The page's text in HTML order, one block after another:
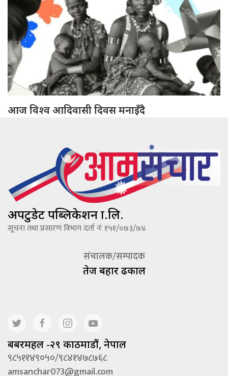
आज विश्व आदिवासी दिवस मनाइँदै
अपटुडेट पब्लिकेशन प्रा.लि.
सूचना तथा प्रसारण विभाग दर्ता नंः १५१/०७३/७४
संचालक/सम्पादक
तेज बहादूर ढकाल
बबरमहल -२९ काठमाडौं, नेपाल
९८५११४९०५०/९८४१४७८७६८
amsanchar073@gmail.com